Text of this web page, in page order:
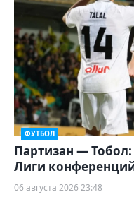
ФУТБОЛ
Партизан —
Лиги
06 августа 2026 23:48